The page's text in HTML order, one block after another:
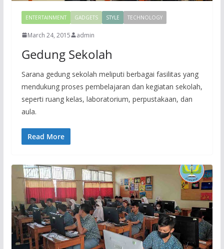
ENTERTAINMENT GADGETS STYLE TECHNOLOGY
March 24, 2015 admin
Gedung Sekolah
Sarana gedung sekolah meliputi berbagai fasilitas yang
mendukung proses pembelajaran dan kegiatan sekolah,
seperti ruang kelas, laboratorium, perpustakaan, dan
aula.
Read More